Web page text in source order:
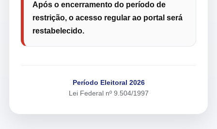
Após o encerramento do período de
restrição, o acesso regular ao portal será
restabelecido.
Período Eleitoral 2026
Lei Federal nº 9.504/1997